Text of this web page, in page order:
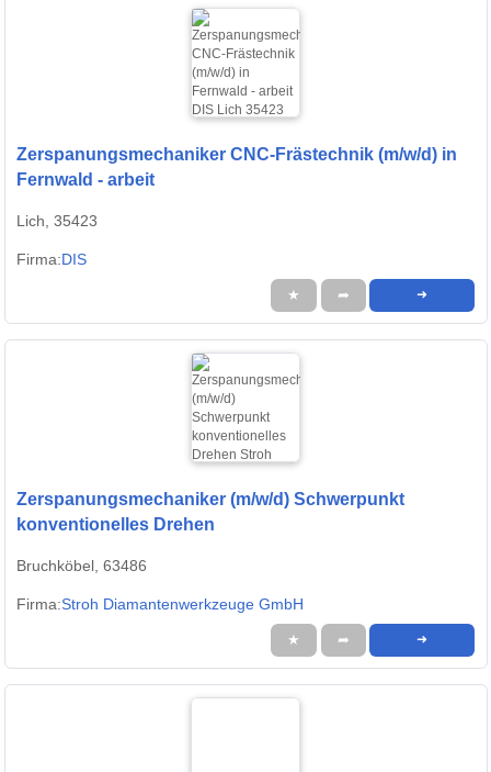
Zerspanungsmechaniker CNC-Frästechnik (m/w/d) in
Fernwald - arbeit
Lich, 35423
Firma:DIS
★ ➦ ➜
Zerspanungsmechaniker (m/w/d) Schwerpunkt
konventionelles Drehen
Bruchköbel, 63486
Firma:Stroh Diamantenwerkzeuge GmbH
★ ➦ ➜